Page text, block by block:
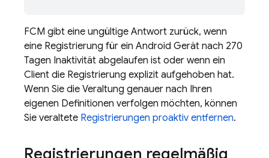
FCM gibt eine ungültige Antwort zurück, wenn
eine Registrierung für ein Android Gerät nach 270
Tagen Inaktivität abgelaufen ist oder wenn ein
Client die Registrierung explizit aufgehoben hat.
Wenn Sie die Veraltung genauer nach Ihren
eigenen Definitionen verfolgen möchten, können
Sie veraltete Registrierungen proaktiv entfernen.
Registrierungen regelmäßig